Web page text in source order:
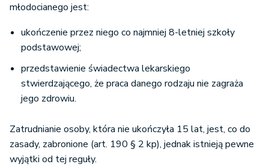
młodocianego jest:
ukończenie przez niego co najmniej 8-letniej szkoły
podstawowej;
przedstawienie świadectwa lekarskiego
stwierdzającego, że praca danego rodzaju nie zagraża
jego zdrowiu.
Zatrudnianie osoby, która nie ukończyła 15 lat, jest, co do
zasady, zabronione (art. 190 § 2 kp), jednak istnieją pewne
wyjątki od tej reguły.